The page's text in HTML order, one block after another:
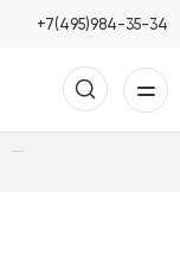
+7(495)984-35-34